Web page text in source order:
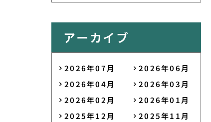
アーカイブ
2026年07月
2026年06月
2026年04月
2026年03月
2026年02月
2026年01月
2025年12月
2025年11月